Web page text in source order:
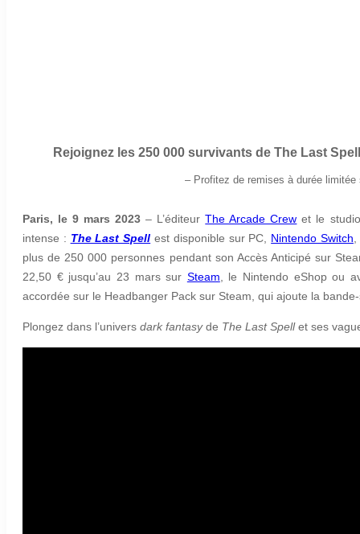
Rejoignez les 250 000 survivants de The Last
– Profitez de remises à durée
Paris, le 9 mars 2023 – L’éditeur The Arcade Crew et le studio
intense : The Last Spell est disponible sur PC, Nintendo Switch
plus de 250 000 personnes pendant son Accès Anticipé sur
22,50 € jusqu’au 23 mars sur Steam , le Nintendo eShop ou
accordée sur le Headbanger Pack sur Steam, qui ajoute la
Plongez dans l’univers dark fantasyde The Last Spellet ses